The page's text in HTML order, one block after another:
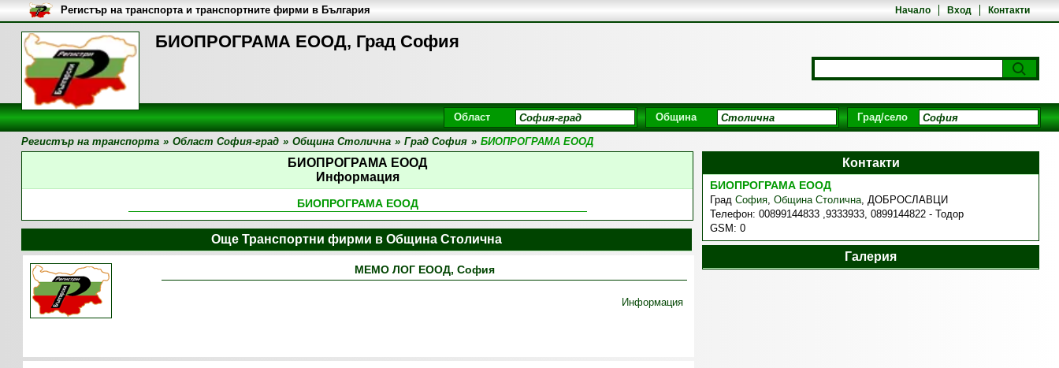
БИОПРОГРАМА ЕООД, Град София
Начало Вход Контакти
Регистър на транспорта и транспортните фирми в България
Област Община Град/село
Регистър на транспорта » Област София-град » Община Столична » Град София » БИОПРОГРАМА ЕООД
БИОПРОГРАМА ЕООД
Информация
БИОПРОГРАМА ЕООД
Контакти
БИОПРОГРАМА ЕООД
Град София, Община Столична, ДОБРОСЛАВЦИ
Телефон: 00899144833 ,9333933, 0899144822 - Тодор
GSM: 0
Галерия
Още Транспортни фирми в Община Столична
МЕМО ЛОГ ЕООД, София
Информация